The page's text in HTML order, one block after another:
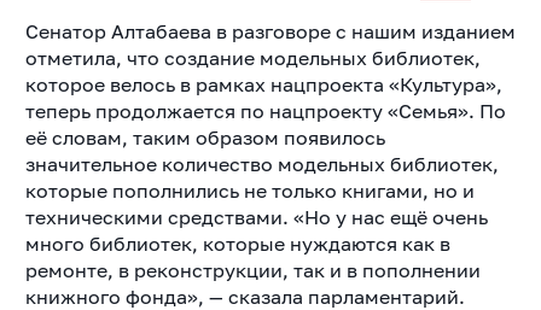
Сенатор Алтабаева в разговоре с нашим изданием
отметила, что создание модельных библиотек,
которое велось в рамках нацпроекта «Культура»,
теперь продолжается по нацпроекту «Семья». По
её словам, таким образом появилось
значительное количество модельных библиотек,
которые пополнились не только книгами, но и
техническими средствами. «Но у нас ещё очень
много библиотек, которые нуждаются как в
ремонте, в реконструкции, так и в пополнении
книжного фонда», — сказала парламентарий.